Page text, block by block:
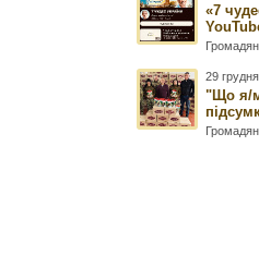
«7
29
"Що я/